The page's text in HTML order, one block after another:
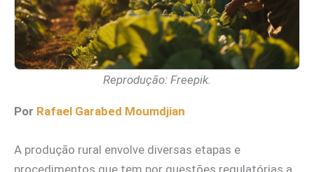
Reprodução: Freepik.
Por Rafael Garabed Moumdjian
A produção rural envolve diversas etapas e